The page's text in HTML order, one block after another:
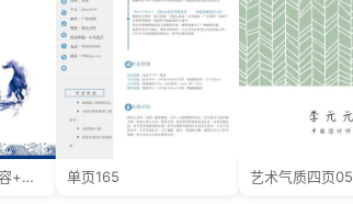
四页065-封面+内容+自荐信 单页165 艺术气质四页05